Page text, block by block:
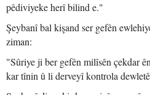
pêdiviyeke herî bilind e."
Şeybanî bal kişand ser gefên
ziman:
"Sûriye ji ber gefên milîsên çekdar
kar tînin û li derveyî kontrola